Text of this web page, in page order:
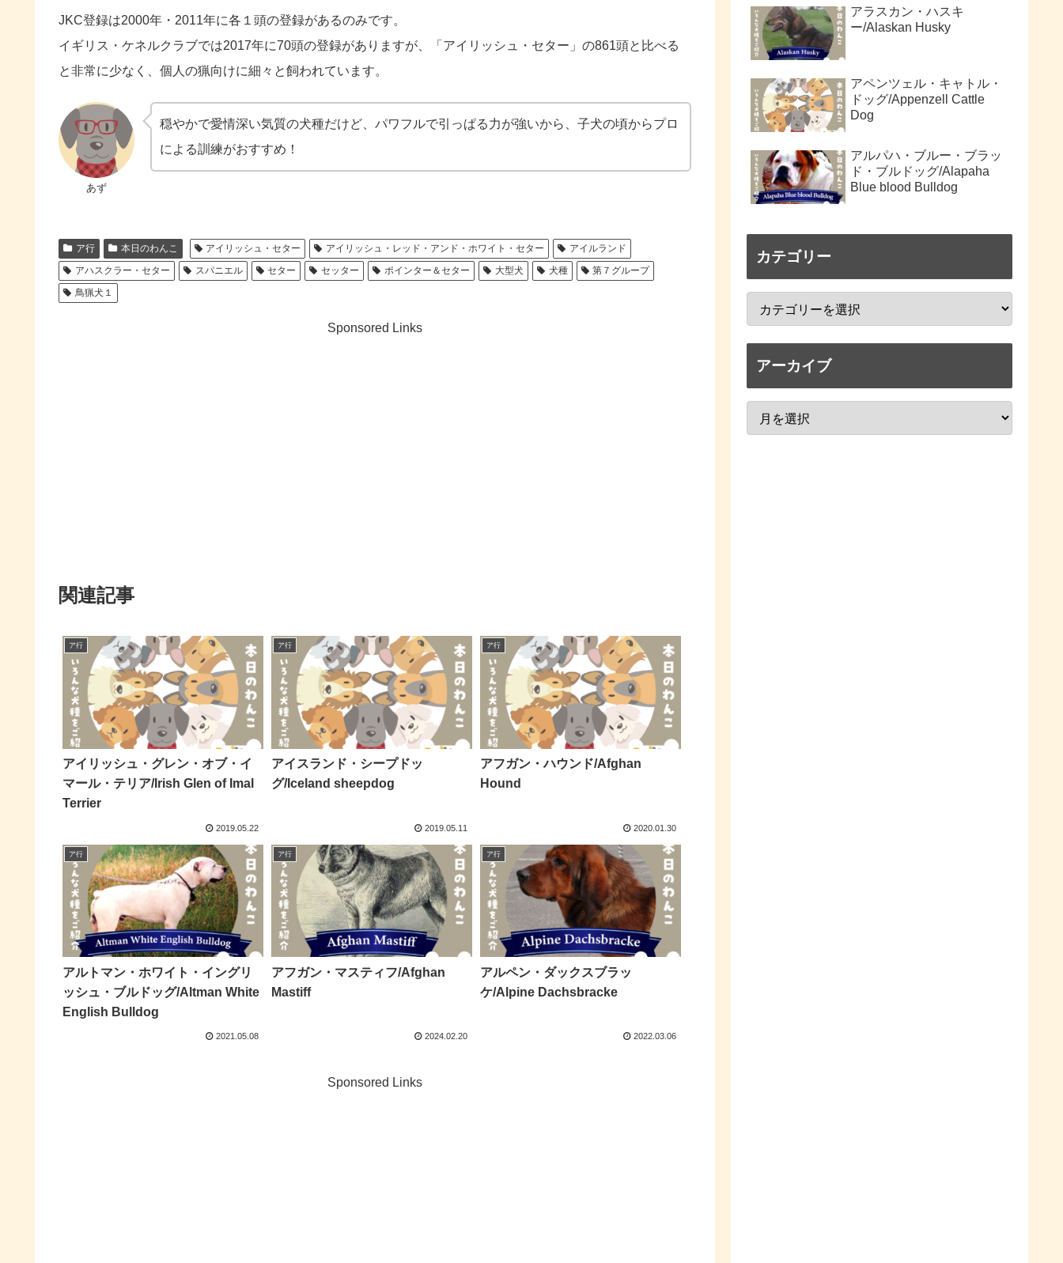
JKC登録は2000年・2011年に各１頭の登録があるのみです。
イギリス・ケネルクラブでは2017年に70頭の登録がありますが、「アイリッシュ・セター」の861頭と比べる
と非常に少なく、個人の猟向けに細々と飼われています。
あず
穏やかで愛情深い気質の犬種だけど、パワフルで引っぱる力が強いから、子犬の頃からプロ
による訓練がおすすめ！
ア行 本日のわんこ アイリッシュ・セター アイリッシュ・レッド・アンド・ホワイト・セター
アイルランド
アハスクラー・セター
スパニエル セター セッター ポインター＆セター 大型犬 犬種
第７グループ
鳥猟犬１
Sponsored Links
関連記事
ア行
アイリッシュ・グレン・オブ・イ
マール・テリア/Irish Glen of Imal
Terrier
2019.05.22
ア行
アイスランド・シープドッ
グ/Iceland sheepdog
2019.05.11
ア行
アフガン・ハウンド/Afghan
Hound
2020.01.30
ア行
アルトマン・ホワイト・イングリ
ッシュ・ブルドッグ/Altman White
English Bulldog
2021.05.08
ア行
アフガン・マスティフ/Afghan
Mastiff
2024.02.20
ア行
アルペン・ダックスブラッ
ケ/Alpine Dachsbracke
2022.03.06
Sponsored Links
アラスカン・ハスキ
ー/Alaskan Husky
アペンツェル・キャトル・
ドッグ/Appenzell Cattle
Dog
アルパハ・ブルー・ブラッ
ド・ブルドッグ/Alapaha
Blue blood Bulldog
カテゴリー
アーカイブ